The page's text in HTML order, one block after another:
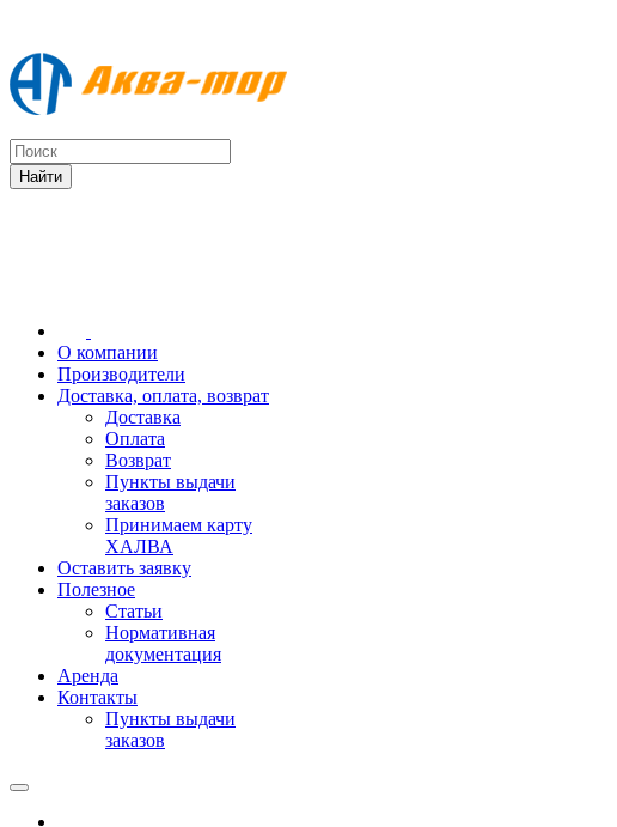
О компании
Производители
Доставка, оплата, возврат
Доставка
Оплата
Возврат
Пункты выдачи
заказов
Принимаем карту
ХАЛВА
Оставить заявку
Полезное
Статьи
Нормативная
документация
Аренда
Контакты
Пункты выдачи
заказов